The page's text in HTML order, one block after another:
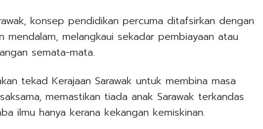
konsep pendidikan percuma ditafsirkan dengan
mendalam, melangkaui sekadar pembiayaan atau
semata-mata.
tekad Kerajaan Sarawak untuk membina masa
memastikan tiada anak Sarawak terkandas
ilmu hanya kerana kekangan kemiskinan.